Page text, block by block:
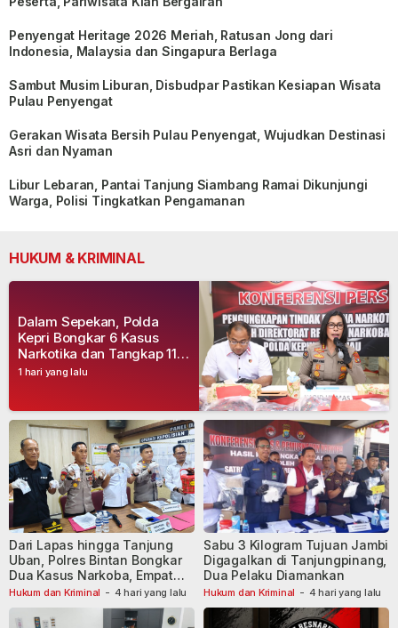
Penyengat Heritage 2026 Meriah, Ratusan Jong dari
Indonesia, Malaysia dan Singapura Berlaga
Sambut Musim Liburan, Disbudpar Pastikan Kesiapan Wisata
Pulau Penyengat
Gerakan Wisata Bersih Pulau Penyengat, Wujudkan Destinasi
Asri dan Nyaman
Libur Lebaran, Pantai Tanjung Siambang Ramai Dikunjungi
Warga, Polisi Tingkatkan Pengamanan
HUKUM & KRIMINAL
1 hari yang lalu
Dalam Sepekan, Polda
Kepri Bongkar 6 Kasus
Narkotika dan Tangkap 11
Tersangka
Hukum dan Kriminal - 4 hari yang lalu
Dari Lapas hingga Tanjung
Uban, Polres Bintan Bongkar
Dua Kasus Narkoba, Empat
Tersangka Dibekuk
Hukum dan Kriminal - 4 hari yang lalu
Sabu 3 Kilogram Tujuan Jambi
Digagalkan di Tanjungpinang,
Dua Pelaku Diamankan